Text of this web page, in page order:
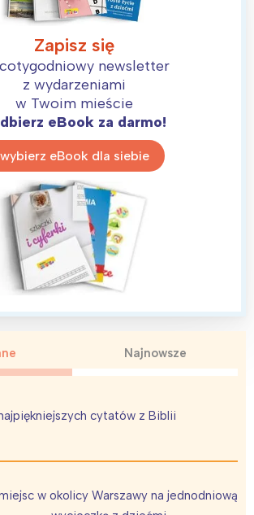
Zapisz się
newsletter
z wydarzeniami
w Twoim mieście
eBook za darmo!
wybierz eBook dla siebie
Najnowsze
cytatów z Biblii
w okolicy Warszawy na jednodniową